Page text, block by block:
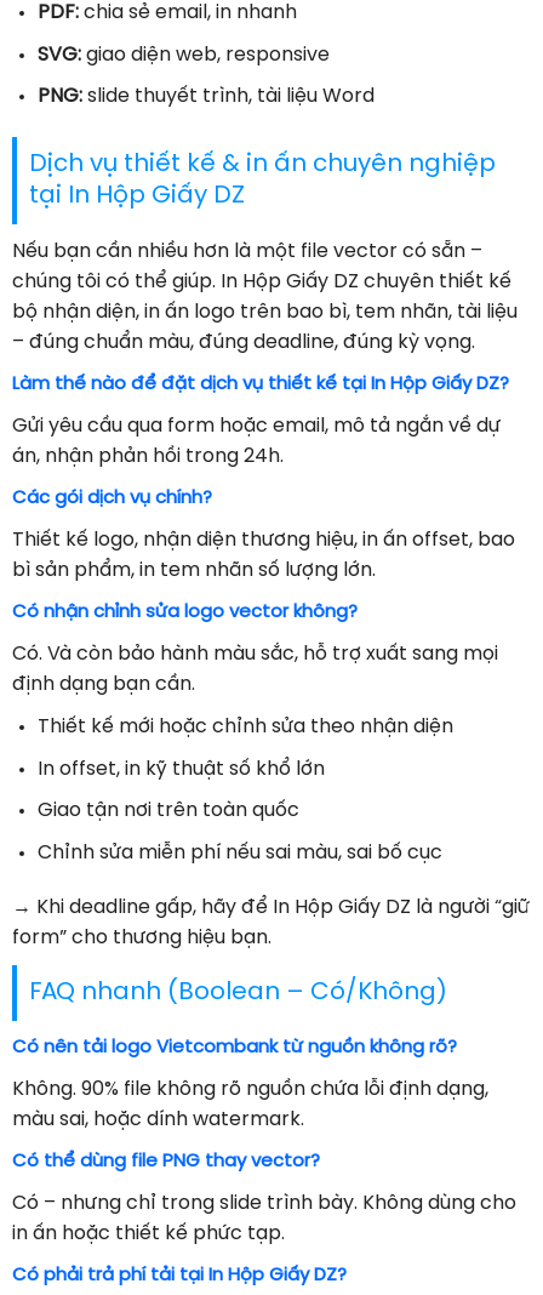
PDF:chia sẻ email, in nhanh
SVG:giao diện web, responsive
PNG:slide thuyết trình, tài liệu Word
Dịch vụ thiết kế & in ấn chuyên nghiệp
tại In Hộp Giấy DZ
Nếu bạn cần nhiều hơn là một file vector có sẵn –
chúng tôi có thể giúp. In Hộp Giấy DZ chuyên thiết kế
bộ nhận diện, in ấn logo trên bao bì, tem nhãn, tài liệu
– đúng chuẩn màu, đúng deadline, đúng kỳ vọng.
Làm thế nào để đặt dịch vụ thiết kế tại In Hộp Giấy DZ?
Gửi yêu cầu qua form hoặc email, mô tả ngắn về dự
án, nhận phản hồi trong 24h.
Các gói dịch vụ chính?
Thiết kế logo, nhận diện thương hiệu, in ấn offset, bao
bì sản phẩm, in tem nhãn số lượng lớn.
Có nhận chỉnh sửa logo vector không?
Có. Và còn bảo hành màu sắc, hỗ trợ xuất sang mọi
định dạng bạn cần.
Thiết kế mới hoặc chỉnh sửa theo nhận diện
In offset, in kỹ thuật số khổ lớn
Giao tận nơi trên toàn quốc
Chỉnh sửa miễn phí nếu sai màu, sai bố cục
→ Khi deadline gấp, hãy để In Hộp Giấy DZ là người “giữ
form” cho thương hiệu bạn.
FAQ nhanh (Boolean – Có/Không)
Có nên tải logo Vietcombank từ nguồn không rõ?
Không. 90% file không rõ nguồn chứa lỗi định dạng,
màu sai, hoặc dính watermark.
Có thể dùng file PNG thay vector?
Có – nhưng chỉ trong slide trình bày. Không dùng cho
in ấn hoặc thiết kế phức tạp.
Có phải trả phí tải tại In Hộp Giấy DZ?